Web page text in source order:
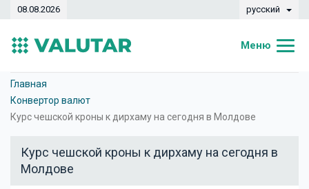
08.08.2026 русский
Меню
Курсы валют
Главная
Конвертор валют
Курс чешской кроны к дирхаму на сегодня в Молдове
Курс чешской кроны к дирхаму на сегодня в
Молдове